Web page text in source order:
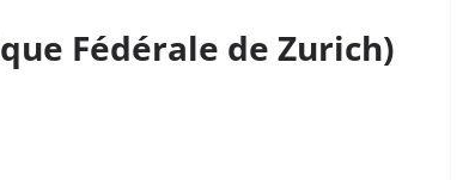
Fédérale de Zurich)